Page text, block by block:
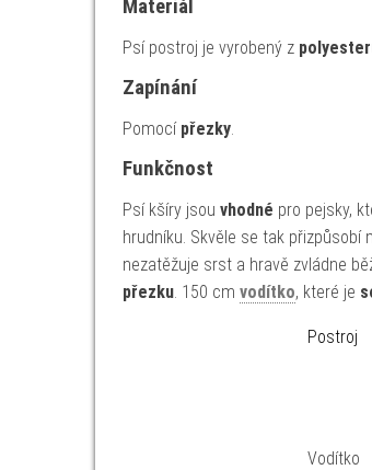
Materiál
Psí postroj je vyrobený z
Zapínání
Pomocí přezky.
Funkčnost
Psí kšíry jsou vhodné pro pejsky,
hrudníku. Skvěle se tak
nezatěžuje srst a hravě zvládne
přezku. 150 cm vodítko, které je
Postroj
Vodítko